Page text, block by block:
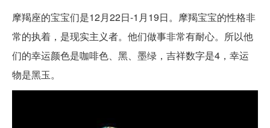
摩羯座的宝宝们是12月22日-1月19日。摩羯宝宝的性格非
常的执着，是现实主义者。他们做事非常有耐心。所以他
们的幸运颜色是咖啡色、黑、墨绿，吉祥数字是4，幸运
物是黑玉。